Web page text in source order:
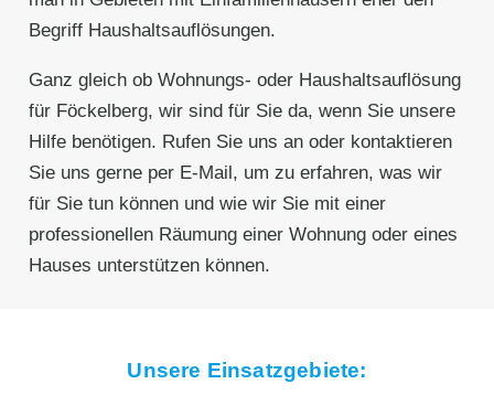
Begriff Haushaltsauflösungen.
Ganz gleich ob Wohnungs- oder Haushaltsauflösung
für Föckelberg, wir sind für Sie da, wenn Sie unsere
Hilfe benötigen. Rufen Sie uns an oder kontaktieren
Sie uns gerne per E-Mail, um zu erfahren, was wir
für Sie tun können und wie wir Sie mit einer
professionellen Räumung einer Wohnung oder eines
Hauses unterstützen können.
Unsere Einsatzgebiete: